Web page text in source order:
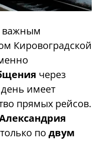
важным
Кировоградской
через
имеет
прямых рейсов.
по двум